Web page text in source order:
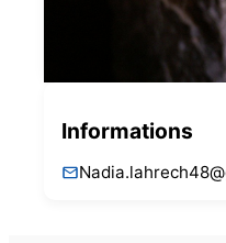
Informations